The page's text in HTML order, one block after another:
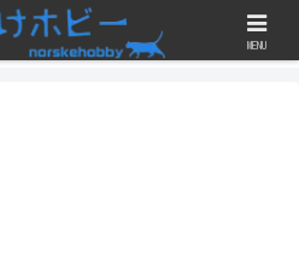
チェレンジしつつ、完成品を晒すブログで
す！
MENU